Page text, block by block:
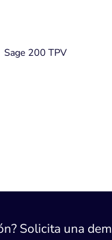
Sage 200 TPV
Solicita una